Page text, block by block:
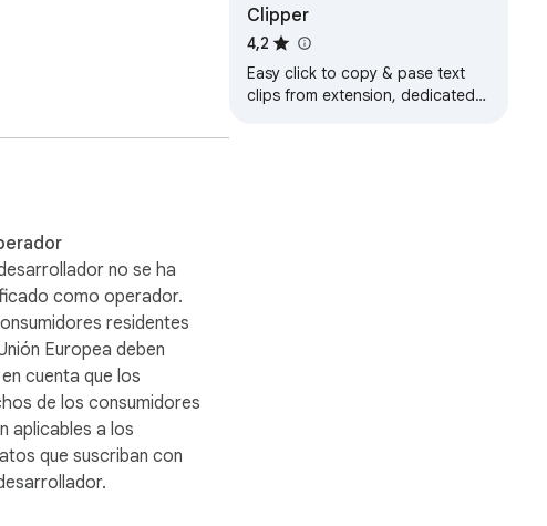
no se ha
como operador.
residentes
Europea deben
cuenta que los
de los consumidores
aplicables a los
que suscriban con
Clipper
4,2
Easy click to copy & pase text
clips from extension, dedicated